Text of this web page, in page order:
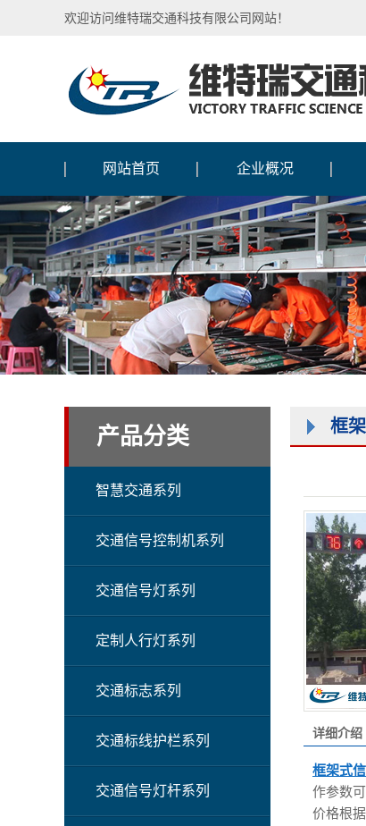
欢迎访问维特瑞交通科技有限公司网站！
网站首页 企业概况
公司介绍
企业文化
企业图腾
国际合作
加入我们
产品分类
智慧交通系列
交通信号控制机系列
交通信号灯系列
定制人行灯系列
交通标志系列
交通标线护栏系列
交通信号灯杆系列
框
详细介绍
框架式
作参数
价格根